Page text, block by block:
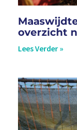
overzicht
Lees Verder »